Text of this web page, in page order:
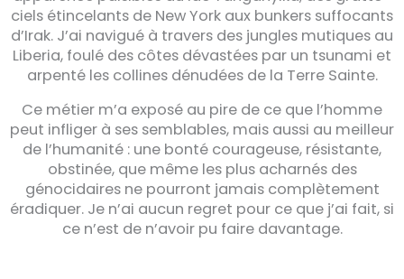
ciels étincelants de New York aux bunkers suffocants
d’Irak. J’ai navigué à travers des jungles mutiques au
Liberia, foulé des côtes dévastées par un tsunami et
arpenté les collines dénudées de la Terre Sainte.
Ce métier m’a exposé au pire de ce que l’homme
peut infliger à ses semblables, mais aussi au meilleur
de l’humanité : une bonté courageuse, résistante,
obstinée, que même les plus acharnés des
génocidaires ne pourront jamais complètement
éradiquer. Je n’ai aucun regret pour ce que j’ai fait, si
ce n’est de n’avoir pu faire davantage.